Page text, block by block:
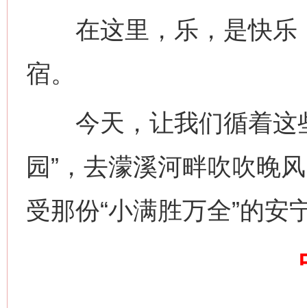
在这里，乐，是快乐
宿。
今天，让我们循着这
园”，去濛溪河畔吹吹晚
受那份“小满胜万全”的安
网上购药对药下症？